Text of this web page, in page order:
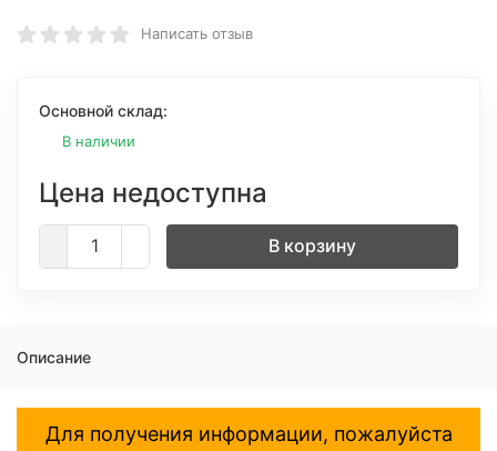
Написать отзыв
Основной склад:
В наличии
Цена недоступна
В корзину
Описание
Для получения информации, пожалуйста